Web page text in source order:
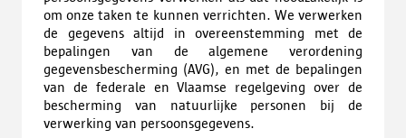
om onze taken te kunnen verrichten. We verwerken
de gegevens altijd in overeenstemming met de
bepalingen van de algemene verordening
gegevensbescherming (AVG), en met de bepalingen
van de federale en Vlaamse regelgeving over de
bescherming van natuurlijke personen bij de
verwerking van persoonsgegevens.